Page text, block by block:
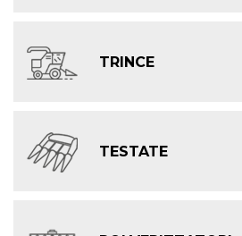
TRINCE
TESTATE